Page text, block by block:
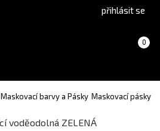
přihlásit se
Košík 0
(prázdný)
Maskovací barvy a Pásky Maskovací pásky